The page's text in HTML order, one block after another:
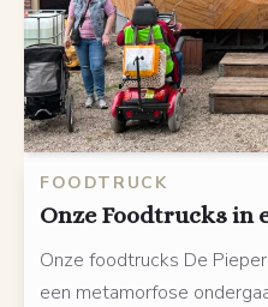
FOODTRUCK
Onze Foodtrucks in
Onze foodtrucks De
een metamorfose